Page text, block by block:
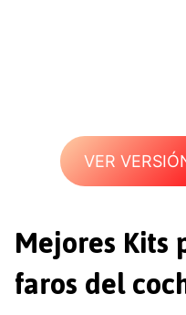
VER
Mejores
faros del